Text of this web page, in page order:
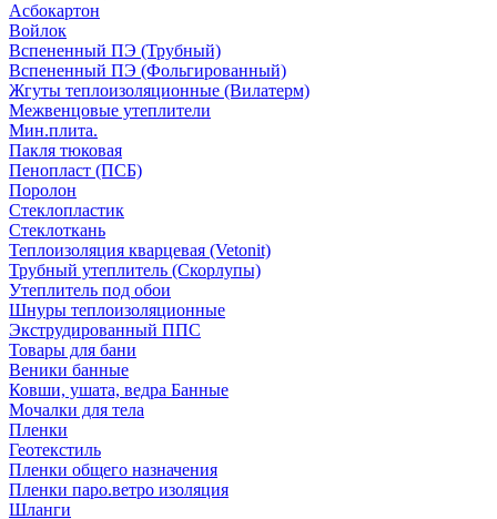
Асбокартон
Войлок
Вспененный ПЭ (Трубный)
Вспененный ПЭ (Фольгированный)
Жгуты теплоизоляционные (Вилатерм)
Межвенцовые утеплители
Мин.плита.
Пакля тюковая
Пенопласт (ПСБ)
Поролон
Стеклопластик
Стеклоткань
Теплоизоляция кварцевая (Vetonit)
Трубный утеплитель (Скорлупы)
Утеплитель под обои
Шнуры теплоизоляционные
Экструдированный ППС
Товары для бани
Веники банные
Ковши, ушата, ведра Банные
Мочалки для тела
Пленки
Геотекстиль
Пленки общего назначения
Пленки паро.ветро изоляция
Шланги